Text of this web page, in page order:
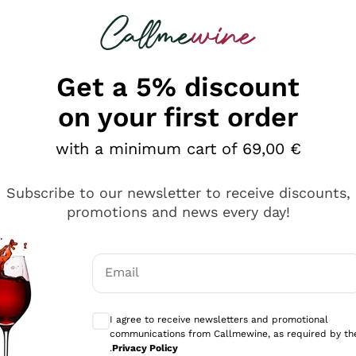
looking for
diversi e con un ampio range di prezzo. Le
Get a 5% discount
on your first order
with a minimum cart of 69,00 €
Subscribe to our newsletter to receive discounts,
promotions and news every day!
Email
I agree to receive newsletters and promotional
communications from Callmewine, as required by
.Privacy Policy